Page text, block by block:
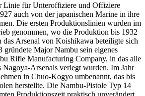
Linie für Unteroffiziere und Offiziere
auch von der japanischen Marine in ihre
Die ersten Produktionslinien wurden im
genommen, wo die Produktion bis 1932
das Arsenal von Koishikawa beteiligte sich
gründete Major Nambu sein eigenes
Rifle Manufacturing Company, in das alle
Nagoya-Arsenals verlegt wurden. Im Jahr
in Chuo-Kogyo umbenannt, das bis
herstellte. Die Nambu-Pistole Typ 14
Produktionszeit praktisch unverändert,